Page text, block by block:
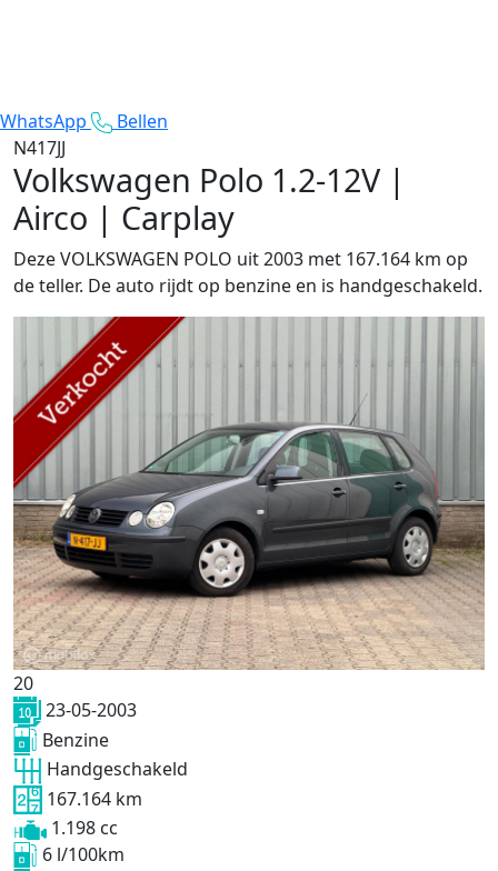
WhatsApp
Bellen
N417JJ
Volkswagen Polo 1.2-12V |
Airco | Carplay
Deze VOLKSWAGEN POLO uit 2003 met 167.164 km op
de teller. De auto rijdt op benzine en is handgeschakeld.
20
23-05-2003
Benzine
Handgeschakeld
167.164 km
1.198 cc
6 l/100km